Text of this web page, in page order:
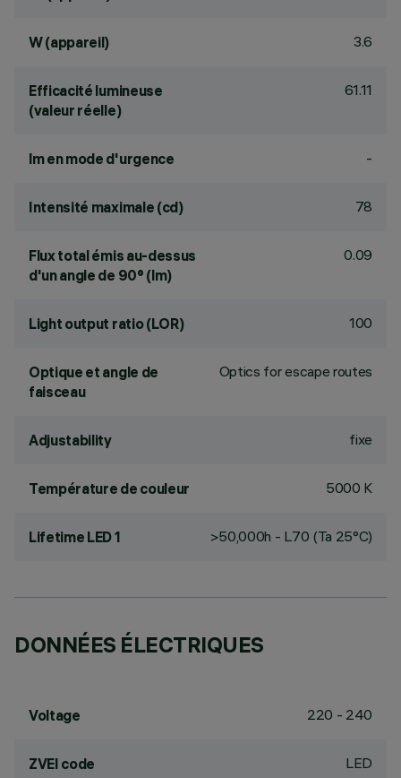
W (appareil) 3.6
Efficacité lumineuse
(valeur réelle)
61.11
lm en mode d'urgence -
Intensité maximale (cd) 78
Flux total émis au-dessus
d'un angle de 90° (lm)
0.09
Light output ratio (LOR) 100
Optique et angle de
faisceau
Optics for escape routes
Adjustability fixe
Température de couleur 5000 K
Lifetime LED 1 >50,000h - L70 (Ta 25°C)
DONNÉES ÉLECTRIQUES
Voltage 220 - 240
ZVEI code LED